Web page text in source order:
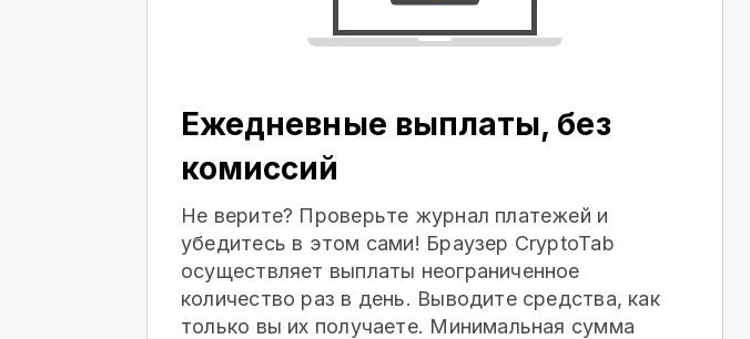
Ежедневные выплаты, без
комиссий
Не верите? Проверьте журнал платежей и
убедитесь в этом сами! Браузер CryptoTab
осуществляет выплаты неограниченное
количество раз в день. Выводите средства, как
только вы их получаете. Минимальная сумма